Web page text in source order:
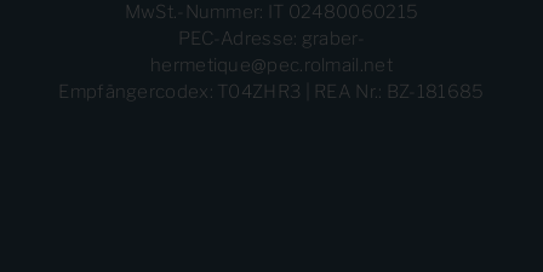
MwSt.-Nummer: IT 02480060215
PEC-Adresse: graber-
hermetique@pec.rolmail.net
Empfängercodex: T04ZHR3 | REA Nr.: BZ-181685